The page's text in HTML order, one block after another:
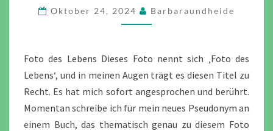
LEBENS
Oktober 24, 2024 Barbaraundheide
Foto des Lebens Dieses Foto nennt sich ‚Foto des
Lebens‘, und in meinen Augen trägt es diesen Titel zu
Recht. Es hat mich sofort angesprochen und berührt.
Momentan schreibe ich für mein neues Pseudonym an
einem Buch, das thematisch genau zu diesem Foto